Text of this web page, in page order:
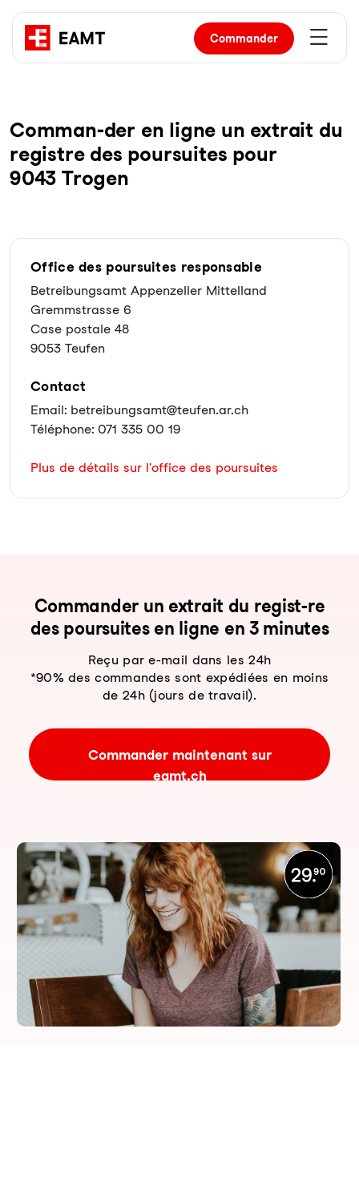
Commander
Com­man-der en li­gne un ex­trait du
re­gist­re des pour­sui­tes pour
9043 Trogen
Office des poursuites responsable
Betreibungsamt Appenzeller Mittelland
Gremmstrasse 6
Case postale 48
9053 Teufen
Contact
Email: betreibungsamt@teufen.ar.ch
Téléphone: 071 335 00 19
Plus de détails sur l'office des poursuites
Com­man­der un ex­trait du re­gist-re
des pour­sui­tes en li­gne en 3 mi­nu­tes
Reçu par e-mail dans les 24h
*90% des commandes sont expédiées en moins
de 24h (jours de travail).
Commander maintenant sur
eamt.ch